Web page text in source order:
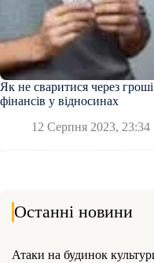
Як не сваритися через
фінансів у відносинах
12 Серпня 2023, 23:34
Останні новини
Атаки на будинок